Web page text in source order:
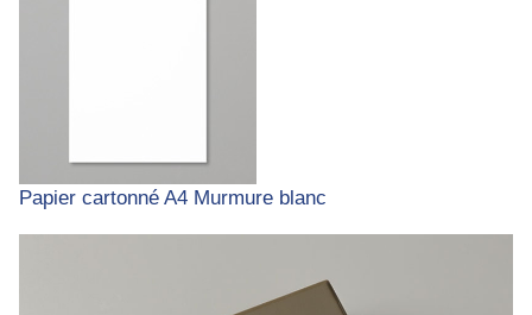
Papier cartonné A4 Murmure blanc